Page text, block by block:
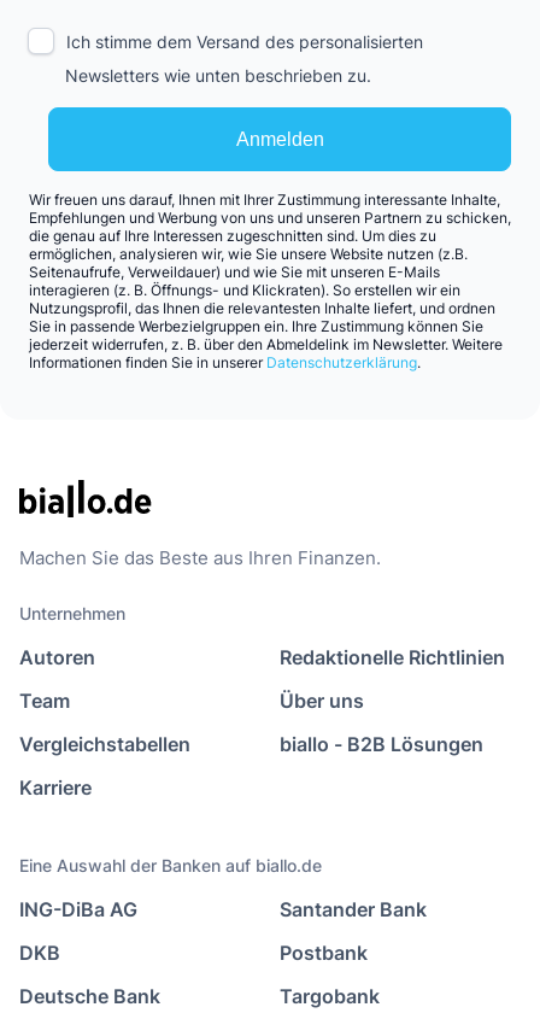
Anmelden
Ich stimme dem Versand des personalisierten
Newsletters wie unten beschrieben zu.
Wir freuen uns darauf, Ihnen mit Ihrer Zustimmung interessante Inhalte,
Empfehlungen und Werbung von uns und unseren Partnern zu schicken,
die genau auf Ihre Interessen zugeschnitten sind. Um dies zu
ermöglichen, analysieren wir, wie Sie unsere Website nutzen (z.B.
Seitenaufrufe, Verweildauer) und wie Sie mit unseren E-Mails
interagieren (z. B. Öffnungs- und Klickraten). So erstellen wir ein
Nutzungsprofil, das Ihnen die relevantesten Inhalte liefert, und ordnen
Sie in passende Werbezielgruppen ein. Ihre Zustimmung können Sie
jederzeit widerrufen, z. B. über den Abmeldelink im Newsletter. Weitere
Informationen finden Sie in unserer Datenschutzerklärung.
Machen Sie das Beste aus Ihren Finanzen.
Unternehmen
Autoren
Team
Vergleichstabellen
Karriere
Redaktionelle Richtlinien
Über uns
biallo - B2B Lösungen
Eine Auswahl der Banken auf biallo.de
ING-DiBa AG
DKB
Deutsche Bank
Santander Bank
Postbank
Targobank